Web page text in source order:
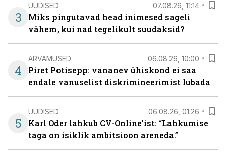
3
UUDISED 07.08.26, 11:14
Miks pingutavad head inimesed sageli
vähem, kui nad tegelikult suudaksid?
4
ARVAMUSED 06.08.26, 10:00
Piret Potisepp: vananev ühiskond ei saa
endale vanuselist diskrimineerimist lubada
5
UUDISED 06.08.26, 01:26
Karl Oder lahkub CV-Online’ist: “Lahkumise
taga on isiklik ambitsioon areneda.”